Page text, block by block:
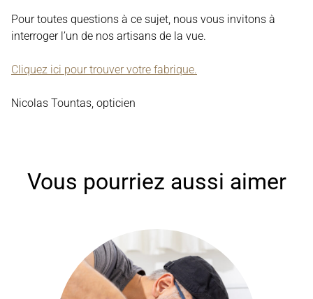
Pour toutes questions à ce sujet, nous vous invitons à
interroger l’un de nos artisans de la vue.
Cliquez ici pour trouver votre fabrique.
Nicolas Tountas, opticien
Vous pourriez aussi aimer